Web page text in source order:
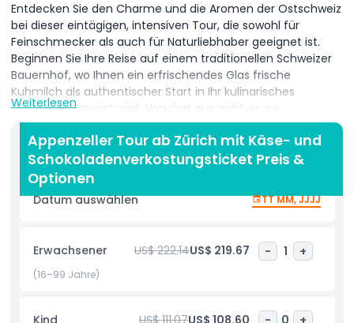
Entdecken Sie den Charme und die Aromen der Ostschweiz
bei dieser eintägigen, intensiven Tour, die sowohl für
Feinschmecker als auch für Naturliebhaber geeignet ist.
Beginnen Sie Ihre Reise auf einem traditionellen Schweizer
Bauernhof, wo Ihnen ein erfrischendes Glas frische
Kuhmilch als authentischer Start in Ihr kulinarisches
Abenteuer serviert wird. Von dort aus geht es zur
renommierten Appenzeller Schaukäserei in Stein, um eine
Vielzahl lokal hergestellter Käsesorten zu probieren und
mehr über die traditionsreichen Käseherstellungsmethoden
der Region zu erfahren. Anschließend fahren Sie mit der
Seilbahn in die malerischen Höhen, die atemberaubende
Panoramablicke auf das Alpsteinmassiv, das Rheintal, den
Die spektakuläre Alpenlandschaft bildet die perfekte Kulisse
für unvergessliche Fotoaufnahmen und friedliche
Momente in der Natur. Nach einem entspannten
Berghütte endet die Tour mit einem Besuch bei einem
Weiterlesen
Appenzeller Tour ab Zürich mit Käse- und
Schokoladenverkostungsticket Preis &
Optionen
Datum auswählen TT MM, JJJJ
Erwachsener US$ 222.14US$ 219.67 - 1 +
(16–99 Jahre)
Kind US$ 111.07US$ 108.60